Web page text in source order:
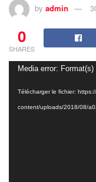
by admin
0
SHARES
Lecteur
Media error:
Télécharger le fichier:
content/uploads/2018/08/